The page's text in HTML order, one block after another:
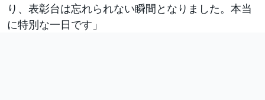
り、表彰台は忘れられない瞬間となりました。本当
に特別な一日です」